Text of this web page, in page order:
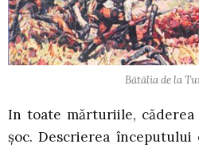
Bătălia de la
In toate mărturiile,
şoc. Descrierea